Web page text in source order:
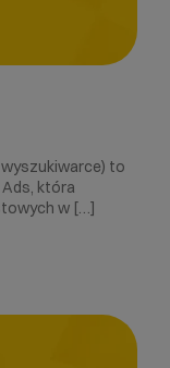
wyszukiwarce) to
która
w […]